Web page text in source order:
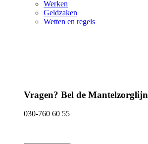
Werken
Geldzaken
Wetten en regels
Vragen? Bel de Mantelzorglijn
030-760 60 55